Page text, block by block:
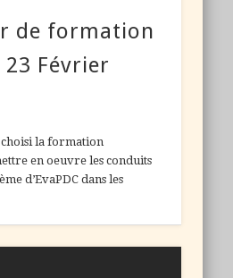
de formation
Février
choisi la formation
en oeuvre les conduits
d’EvaPDC dans les